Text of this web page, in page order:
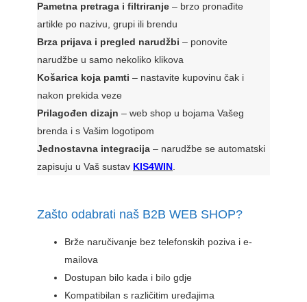
Pametna pretraga i filtriranje – brzo pronađite
artikle po nazivu, grupi ili brendu
Brza prijava i pregled narudžbi – ponovite
narudžbe u samo nekoliko klikova
Košarica koja pamti – nastavite kupovinu čak i
nakon prekida veze
Prilagođen dizajn – web shop u bojama Vašeg
brenda i s Vašim logotipom
Jednostavna integracija – narudžbe se automatski
zapisuju u Vaš sustav KIS4WIN
Zašto odabrati naš B2B WEB SHOP?
Brže naručivanje bez telefonskih poziva i e-
mailova
Dostupan bilo kada i bilo gdje
Kompatibilan s različitim uređajima